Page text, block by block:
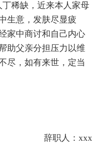
稀缺，近来本人家母
生意，发肤尽显疲
家中商讨和自己内心
助父亲分担压力以维
尽，如有来世，定当
辞职人：xxx